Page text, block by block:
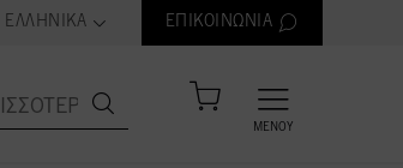
text.language
ΕΛΛΗΝΙΚΆ ΕΠΙΚΟΙΝΩΝΊΑ
ΜΕΝΟΎ